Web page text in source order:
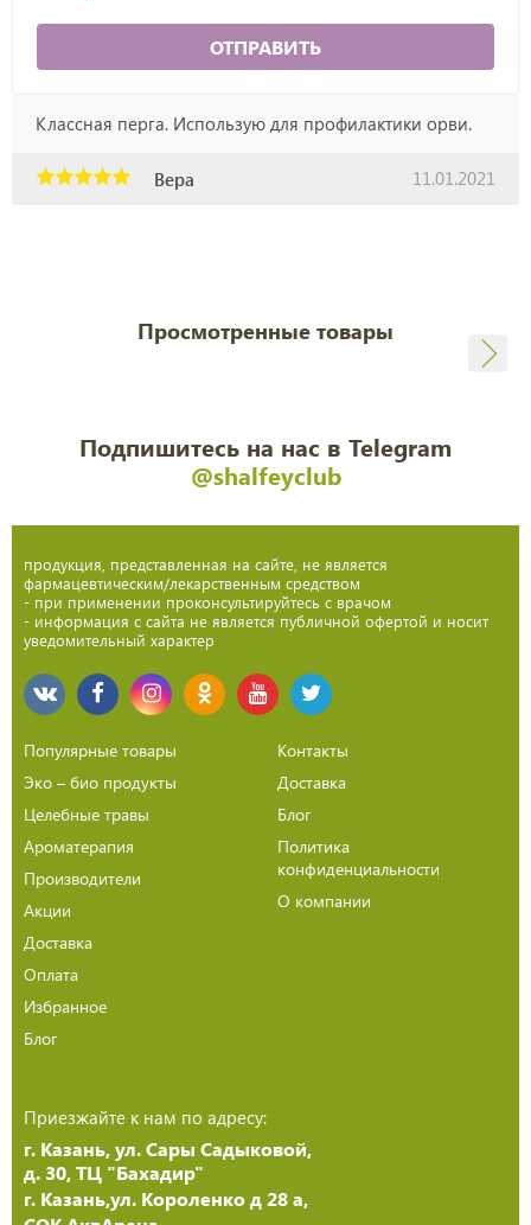
ОТПРАВИТЬ
Классная перга. Использую для профилактики орви.
Вера 11.01.2021
Просмотренные товары
Подпишитесь на нас в Telegram
@shalfeyclub
продукция, представленная на сайте, не является
фармацевтическим/лекарственным средством
- при применении проконсультируйтесь с врачом
- информация с сайта не является публичной офертой и носит
уведомительный характер
Популярные товары
Эко – био продукты
Целебные травы
Ароматерапия
Производители
Акции
Доставка
Оплата
Избранное
Блог
Контакты
Доставка
Блог
Политика
конфиденциальности
О компании
Приезжайте к нам по адресу:
г. Казань, ул. Сары Садыковой,
д. 30, ТЦ "Бахадир"
г. Казань,ул. Короленко д 28 а,